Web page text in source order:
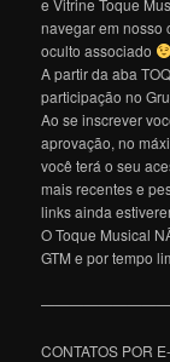
navegar em nosso
oculto associado
A partir da aba
participação no
Ao se inscrever
aprovação, no
você terá o seu
mais recentes e
links ainda
O Toque Musical
GTM e por tempo
CONTATOS POR